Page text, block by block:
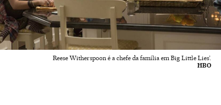
Reese Witherspoon é a chefe da família em Big Little Lies’.
HBO